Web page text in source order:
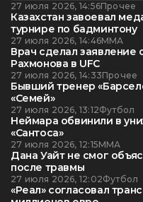
27 июля 2026, 14:56Прочее
Казахстан завоевал
турнире по бадминтону
27 июля 2026, 14:46ММА
Врач сделал
Рахмонова в UFC
27 июля 2026, 14:33Прочее
Бывший тренер
«Семей»
27 июля 2026, 13:12Футбол
Неймара обвинили в
«Сантоса»
27 июля 2026, 12:15ММА
Дана Уайт не смог
после травмы
27 июля 2026, 12:02Футбол
«Реал» согласовал